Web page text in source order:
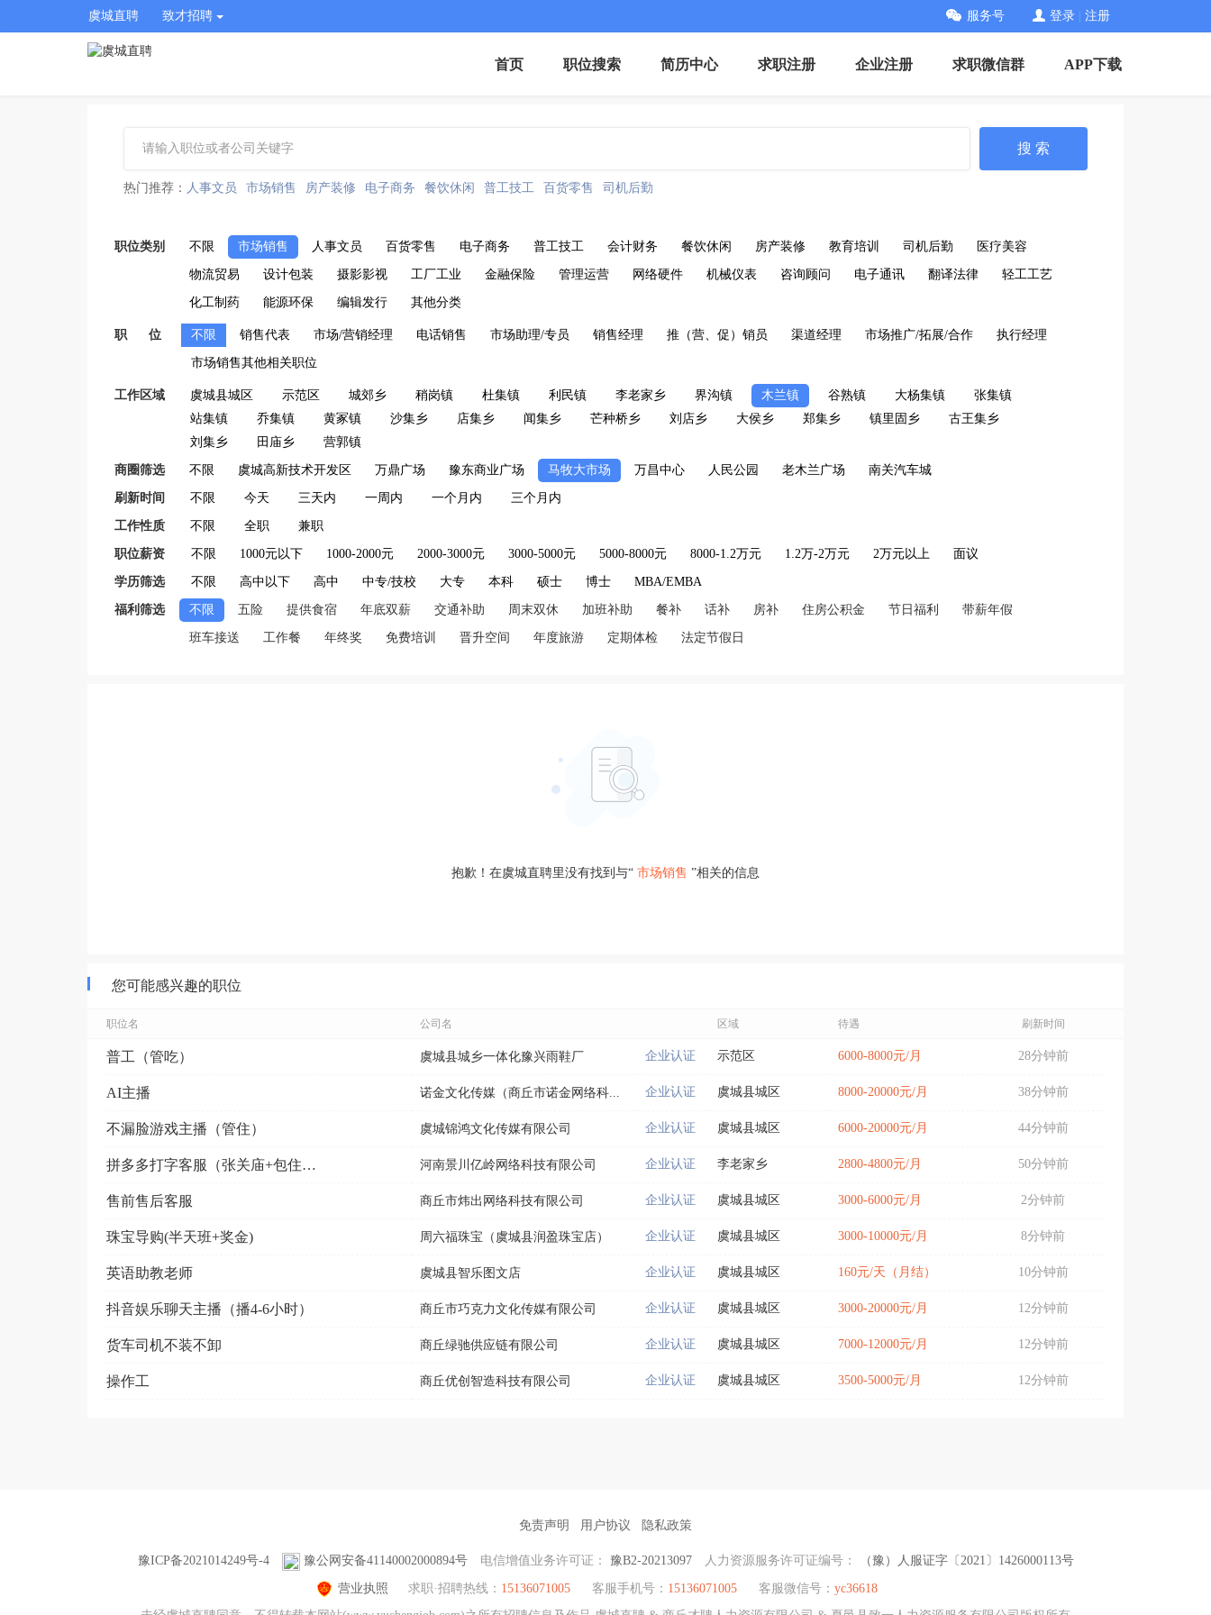
虞城直聘 致才招聘 服务号 登录 注册
首页 职位搜索 简历中心 求职注册 企业注册 求职微信群 APP下载
搜 索
热门推荐： 人事文员 市场销售 房产装修 电子商务 餐饮休闲 普工技工 百货零售 司机后勤
职位类别 不限 市场销售 人事文员 百货零售 电子商务 普工技工 会计财务 餐饮休闲 房产装修 教育培训 司机后勤 医疗美容
物流贸易 设计包装 摄影影视 工厂工业 金融保险 管理运营 网络硬件 机械仪表 咨询顾问 电子通讯 翻译法律 轻工工艺
化工制药 能源环保 编辑发行 其他分类
职 位 不限 销售代表 市场/营销经理 电话销售 市场助理/专员 销售经理 推（营、促）销员 渠道经理 市场推广/拓展/合作 执行经理
市场销售其他相关职位
工作区域 虞城县城区 示范区 城郊乡 稍岗镇 杜集镇 利民镇 李老家乡 界沟镇 木兰镇 谷熟镇 大杨集镇
张集镇
站集镇
乔集镇 黄冢镇 沙集乡 店集乡 闻集乡 芒种桥乡 刘店乡 大侯乡 郑集乡 镇里固乡
古王集乡
刘集乡
田庙乡 营郭镇
商圈筛选 不限 虞城高新技术开发区 万鼎广场 豫东商业广场 马牧大市场 万昌中心 人民公园 老木兰广场 南关汽车城
刷新时间 不限 今天 三天内 一周内 一个月内 三个月内
工作性质 不限 全职 兼职
职位薪资 不限 1000元以下 1000-2000元 2000-3000元 3000-5000元 5000-8000元 8000-1.2万元 1.2万-2万元 2万元以上 面议
学历筛选 不限 高中以下 高中 中专/技校 大专 本科 硕士 博士 MBA/EMBA
福利筛选 不限 五险 提供食宿 年底双薪 交通补助 周末双休 加班补助 餐补 话补 房补 住房公积金 节日福利 带薪年假
班车接送 工作餐 年终奖 免费培训 晋升空间 年度旅游 定期体检 法定节假日
抱歉！在虞城直聘里没有找到与“ 市场销售 ”相关的信息
您可能感兴趣的职位
职位名 公司名 区域 待遇 刷新时间
普工（管吃） 虞城县城乡一体化豫兴雨鞋厂 企业认证 示范区 6000-8000元/月 28分钟前
AI主播 诺金文化传媒（商丘市诺金网络科... 企业认证 虞城县城区 8000-20000元/月 38分钟前
不漏脸游戏主播（管住） 虞城锦鸿文化传媒有限公司 企业认证 虞城县城区 6000-20000元/月 44分钟前
拼多多打字客服（张关庙+包住单间） 河南景川亿岭网络科技有限公司 企业认证 李老家乡 2800-4800元/月 50分钟前
售前售后客服 商丘市炜出网络科技有限公司 企业认证 虞城县城区 3000-6000元/月 2分钟前
珠宝导购(半天班+奖金) 周六福珠宝（虞城县润盈珠宝店） 企业认证 虞城县城区 3000-10000元/月 8分钟前
英语助教老师 虞城县智乐图文店 企业认证 虞城县城区 160元/天（月结） 10分钟前
抖音娱乐聊天主播（播4-6小时） 商丘市巧克力文化传媒有限公司 企业认证 虞城县城区 3000-20000元/月 12分钟前
货车司机不装不卸 商丘绿驰供应链有限公司 企业认证 虞城县城区 7000-12000元/月 12分钟前
操作工 商丘优创智造科技有限公司 企业认证 虞城县城区 3500-5000元/月 12分钟前
免责声明 用户协议 隐私政策
豫ICP备2021014249号-4 豫公网安备41140002000894号 电信增值业务许可证： 豫B2-20213097 人力资源服务许可证编号： （豫）人服证字〔2021〕1426000113号
营业执照 求职·招聘热线： 15136071005 客服手机号： 15136071005 客服微信号： yc36618